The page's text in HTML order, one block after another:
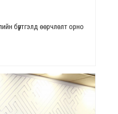
бүртгэлд өөрчлөлт орно